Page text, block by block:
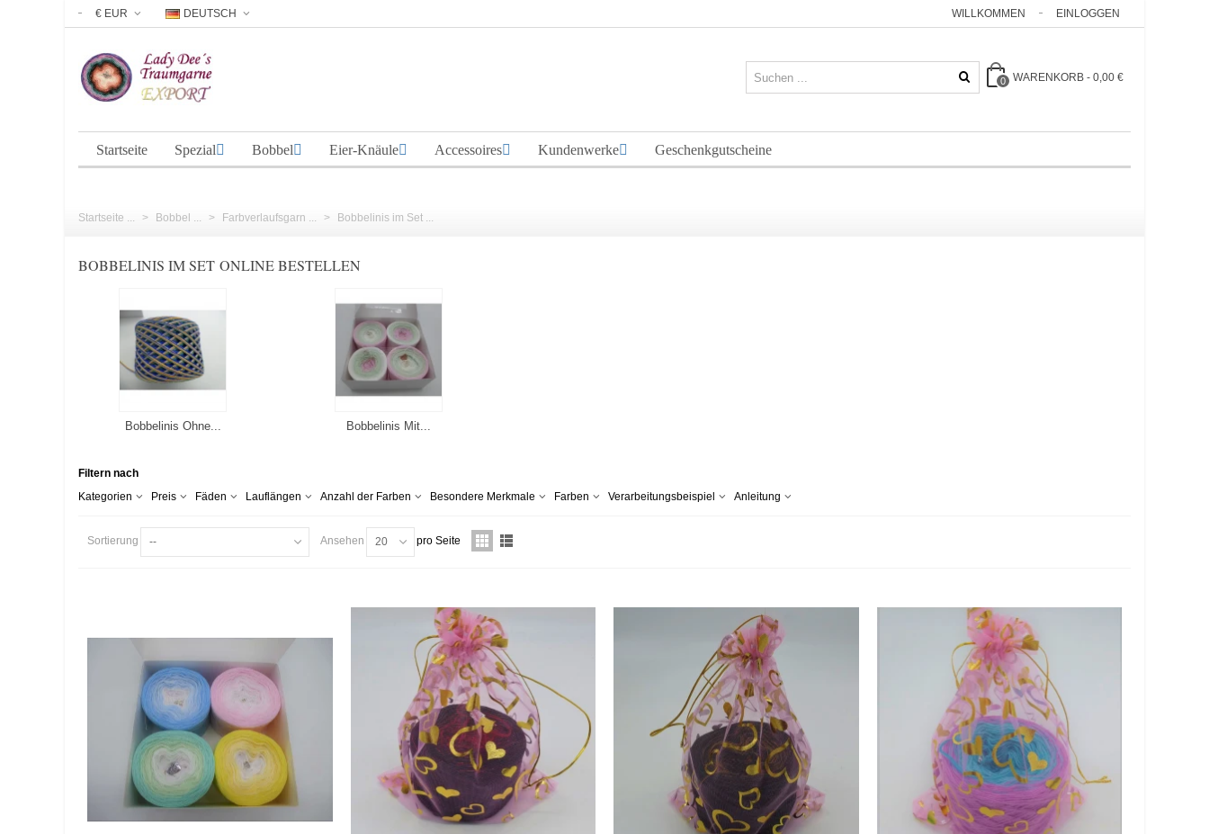
€ EUR DEUTSCH WILLKOMMEN EINLOGGEN
0 WARENKORB - 0,00 €
Startseite Spezial Bobbel Eier-Knäule Accessoires Kundenwerke Geschenkgutscheine
Startseite ... > Bobbel ... > Farbverlaufsgarn ... > Bobbelinis im Set ...
BOBBELINIS IM SET ONLINE BESTELLEN
Bobbelinis Ohne... Bobbelinis Mit...
Filtern nach
Kategorien
Preis Fäden Lauflängen Anzahl der Farben Besondere Merkmale Farben Verarbeitungsbeispiel Anleitung
Sortierung -- Ansehen 20 pro Seite